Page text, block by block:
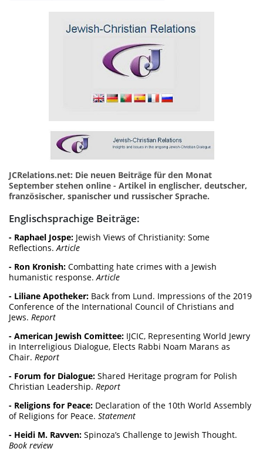
JCRelations.net: Die neuen Beiträge für den Monat
September stehen online - Artikel in englischer, deutscher,
französischer, spanischer und russischer Sprache.
Englischsprachige Beiträge:
- Raphael Jospe: Jewish Views of Christianity: Some
Reflections.Article
- Ron Kronish: Combatting hate crimes with a Jewish
humanistic response.Article
- Liliane Apotheker: Back from Lund. Impressions of the 2019
Conference of the International Council of Christians and
Jews. Report
- American Jewish Comittee: IJCIC, Representing World Jewry
in Interreligious Dialogue, Elects Rabbi Noam Marans as
Chair. Report
- Forum for Dialogue: Shared Heritage program for Polish
Christian Leadership. Report
- Religions for Peace: Declaration of the 10th World Assembly
of Religions for Peace. Statement
- Heidi M. Ravven: Spinoza’s Challenge to Jewish Thought.
Book review